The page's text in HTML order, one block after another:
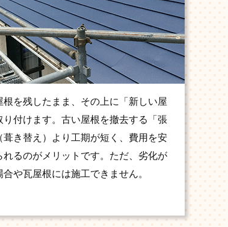
根を残したまま、その上に「新しい屋
り付けます。古い屋根を撤去する「張
葺き替え）より工期が短く、費用を安
れるのがメリットです。ただ、劣化が
合や瓦屋根には施工できません。